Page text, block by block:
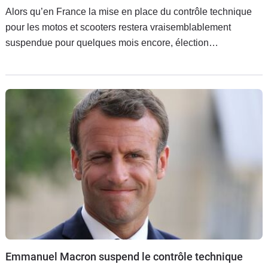
Alors qu’en France la mise en place du contrôle technique
pour les motos et scooters restera vraisemblablement
suspendue pour quelques mois encore, élection
également sur différents plans pour lutter contre la pollution
des deux-roues. Au Royaume-Uni, cela pourrait même
passer par l’interdiction des modifications sur les motos.
Emmanuel Macron suspend le contrôle technique